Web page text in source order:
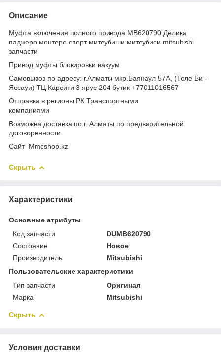
Описание
Муфта включения полного привода MB620790 Делика
паджеро монтеро спорт митсубиши митсубиси mitsubishi
запчасти
Привод муфты блокировки вакуум
Самовывоз по адресу: г.Алматы мкр.Баянаул 57А, (Толе Би -
Яссауи) ТЦ Карсити 3 ярус 204 бутик +77011016567
Отправка в регионы РК Транспортными
компаниями
Возможна доставка по г. Алматы по предварительной
договоренности
Cайт Mmcshop.kz
Скрыть
Характеристики
Основные атрибуты
Код запчасти
DUMB620790
Состояние
Новое
Производитель
Mitsubishi
Пользовательские характеристики
Тип запчасти
Оригинал
Марка
Mitsubishi
Скрыть
Условия доставки